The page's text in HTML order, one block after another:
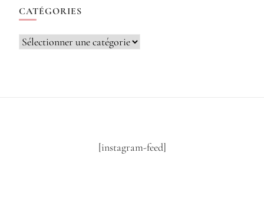
CATÉGORIES
Catégories
[instagram-feed]